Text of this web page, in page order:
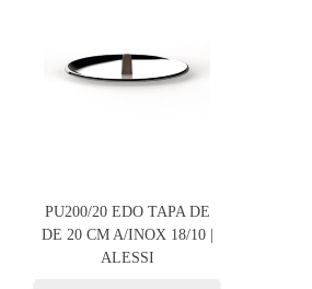
PU200/20 EDO TAPA DE
DE 20 CM A/INOX 18/10 |
ALESSI